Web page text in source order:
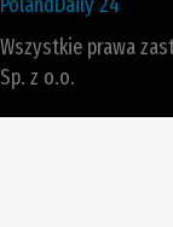
Wszystkie prawa
Sp. z o.o.